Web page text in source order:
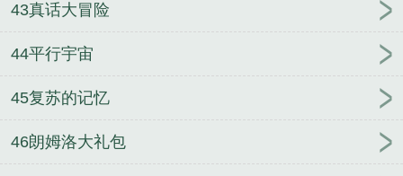
43真话大冒险
44平行宇宙
45复苏的记忆
46朗姆洛大礼包